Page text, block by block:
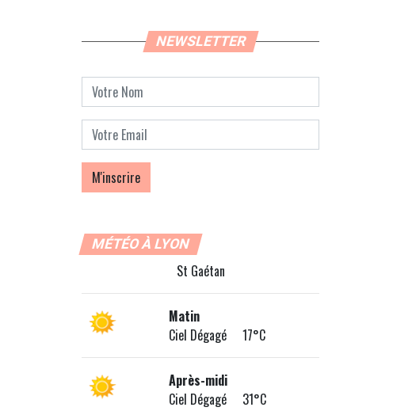
NEWSLETTER
MÉTÉO À LYON
St Gaétan
Matin
Ciel Dégagé 17°C
Après-midi
Ciel Dégagé 31°C